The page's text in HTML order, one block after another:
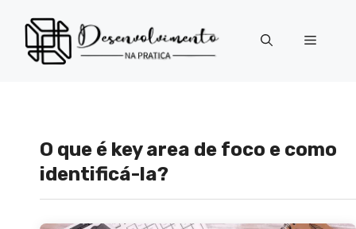
para
conteúdo
Menu
O que é key area de foco e como
identificá-la?